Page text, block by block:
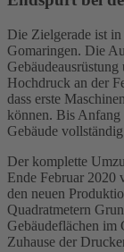
Die Zielgerade ist
Gomaringen. Die
Hochdruck an der
dass erste
können. Bis
Gebäude
Der komplette
Ende Februar
den neuen
Quadratmetern
Gebäudeflächen im
Zuhause der